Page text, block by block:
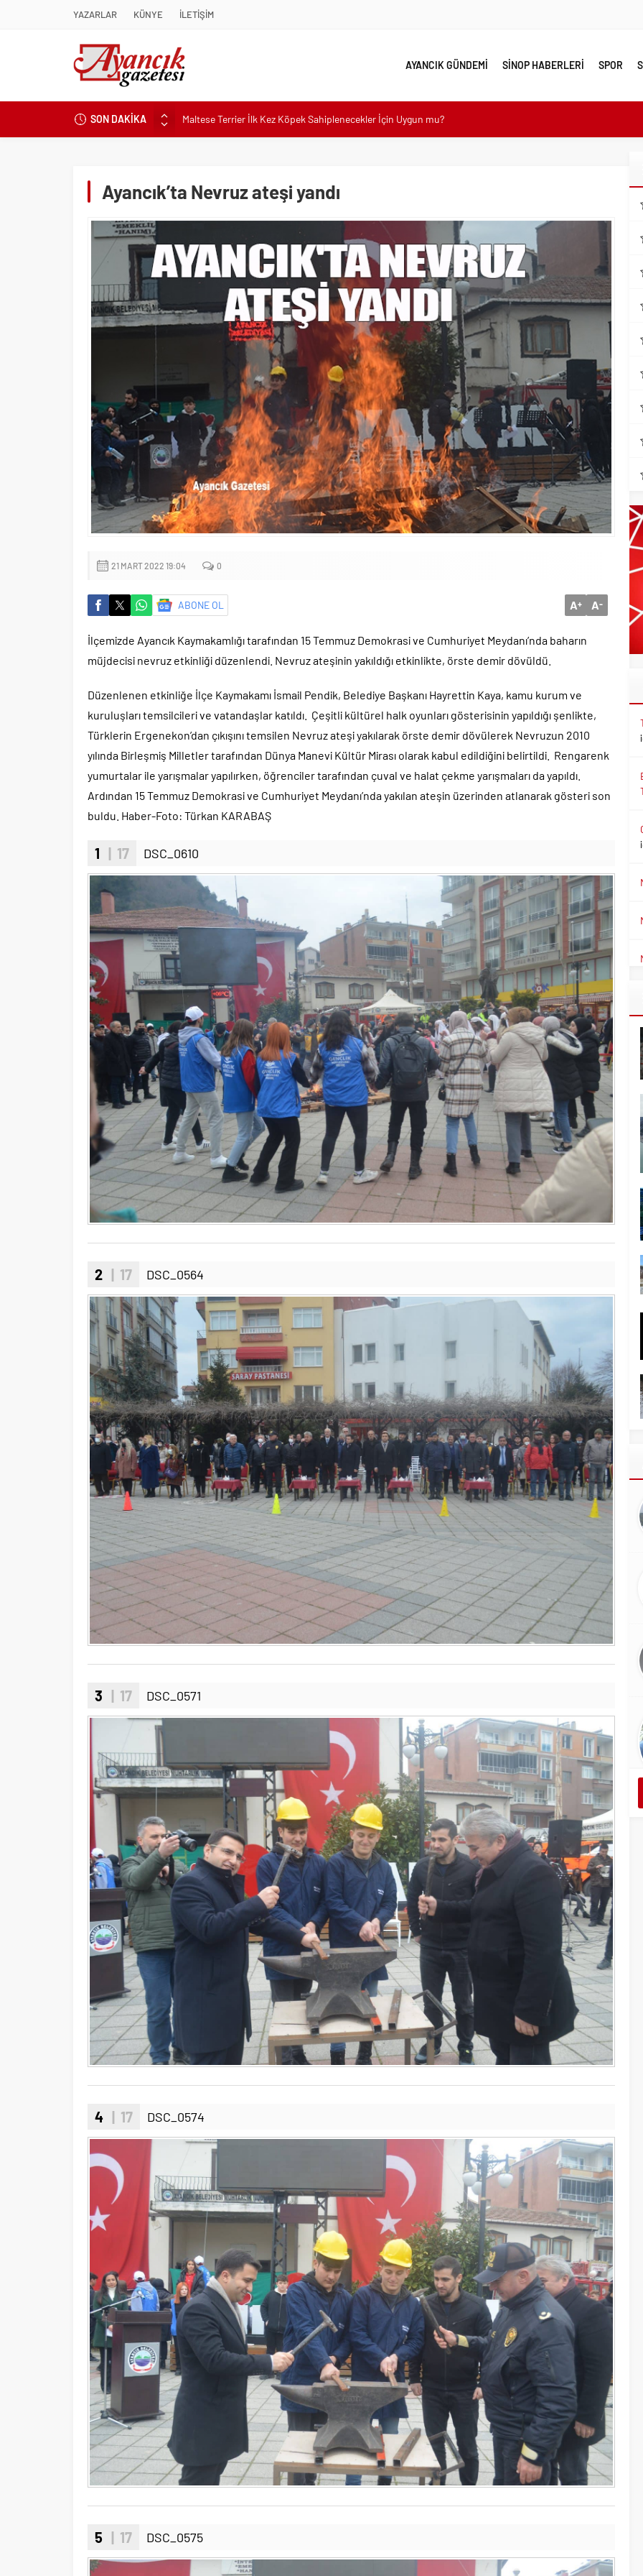
YAZARLAR KÜNYE İLETİŞİM
AYANCIK GÜNDEMİ SİNOP HABERLERİ SPOR
SON DAKİKA
Kapadokya Tatilinde Ne Giyilir?
Büyükakın’dan İzmit’in geleceğine yakın takip
Hastalıktan Ari İşletmelerde Yeni Model Ele Alındı
Kaykay Şampiyonasının Kalbi Osmangazi’de Attı
Üsküdar’da Açık Hava Sinema Günleri Nostalji Dolu Klasiklerle Devam Ediyor
Pnömatik Valf Sistemlerinde Verimli Kullanım İpuçları
Sinop’ta Denize Girilecek 3 Mükemmel Yer
Maltese Terrier İlk Kez Köpek Sahiplenecekler İçin Uygun mu?
Ayancık’ta Nevruz ateşi yandı
21 MART 2022 19:04 0
ABONE OL A+ A-
İlçemizde Ayancık Kaymakamlığı tarafından 15 Temmuz Demokrasi ve Cumhuriyet Meydanı’nda baharın
müjdecisi nevruz etkinliği düzenlendi. Nevruz ateşinin yakıldığı etkinlikte, örste demir dövüldü.
Düzenlenen etkinliğe İlçe Kaymakamı İsmail Pendik, Belediye Başkanı Hayrettin Kaya, kamu kurum ve
kuruluşları temsilcileri ve vatandaşlar katıldı. Çeşitli kültürel halk oyunları gösterisinin yapıldığı şenlikte,
Türklerin Ergenekon’dan çıkışını temsilen Nevruz ateşi yakılarak örste demir dövülerek Nevruzun 2010
yılında Birleşmiş Milletler tarafından Dünya Manevi Kültür Mirası olarak kabul edildiğini belirtildi. Rengarenk
yumurtalar ile yarışmalar yapılırken, öğrenciler tarafından çuval ve halat çekme yarışmaları da yapıldı.
Ardından 15 Temmuz Demokrasi ve Cumhuriyet Meydanı’nda yakılan ateşin üzerinden atlanarak gösteri son
buldu. Haber-Foto: Türkan KARABAŞ
1 | 17 DSC_0610
2 | 17 DSC_0564
3 | 17 DSC_0571
4 | 17 DSC_0574
5 | 17 DSC_0575